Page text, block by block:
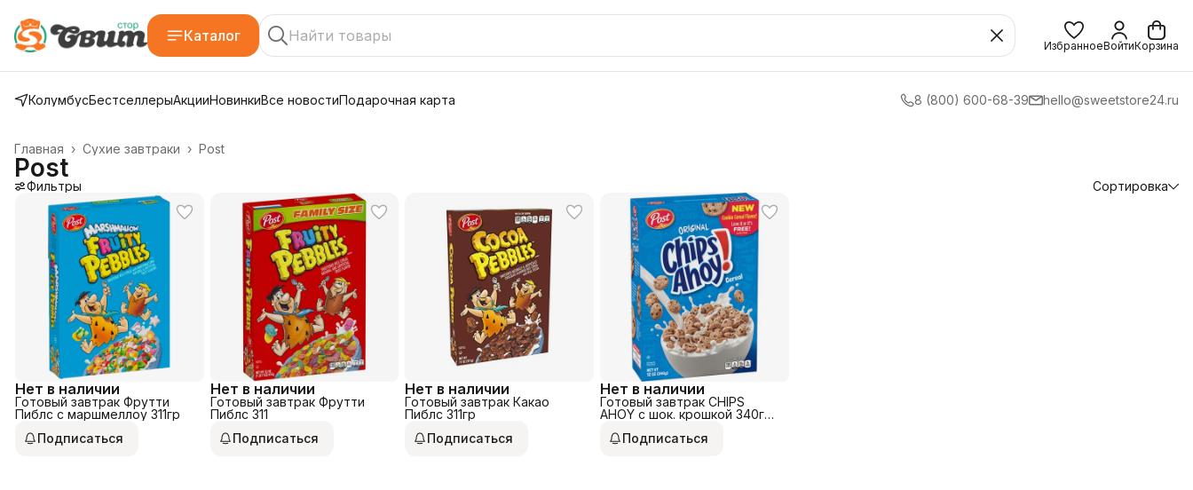
Каталог
ИзбранноеВойтиКорзина
КолумбусБестселлерыАкцииНовинкиВсе новостиПодарочная карта 8 (800) 600-68-39 hello@sweetstore24.ru
Post
Сухие завтраки ›
Главная ›
Post
Фильтры Сортировка
Нет в наличии
Готовый завтрак Фрутти
Пиблс с маршмеллоу 311гр
Подписаться
Нет в наличии
Готовый завтрак Фрутти
Пиблс 311
Подписаться
Нет в наличии
Готовый завтрак Какао
Пиблс 311гр
Подписаться
Нет в наличии
Готовый завтрак CHIPS
AHOY с шок. крошкой 340гр
Подписаться